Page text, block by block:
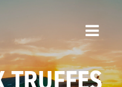
TRUFFES